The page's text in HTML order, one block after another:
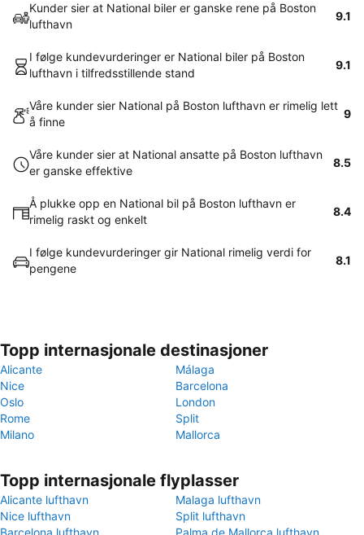
Kunder sier at National biler er ganske rene på Boston
lufthavn
9.1
I følge kundevurderinger er National biler på Boston
lufthavn i tilfredsstillende stand
9.1
Våre kunder sier National på Boston lufthavn er rimelig lett
å finne
9
Våre kunder sier at National ansatte på Boston lufthavn
er ganske effektive
8.5
Å plukke opp en National bil på Boston lufthavn er
rimelig raskt og enkelt
8.4
I følge kundevurderinger gir National rimelig verdi for
pengene
8.1
Topp internasjonale destinasjoner
Alicante
Málaga
Nice
Barcelona
Oslo
London
Rome
Split
Milano
Mallorca
Topp internasjonale flyplasser
Alicante lufthavn
Malaga lufthavn
Nice lufthavn
Split lufthavn
Barcelona lufthavn
Palma de Mallorca lufthavn